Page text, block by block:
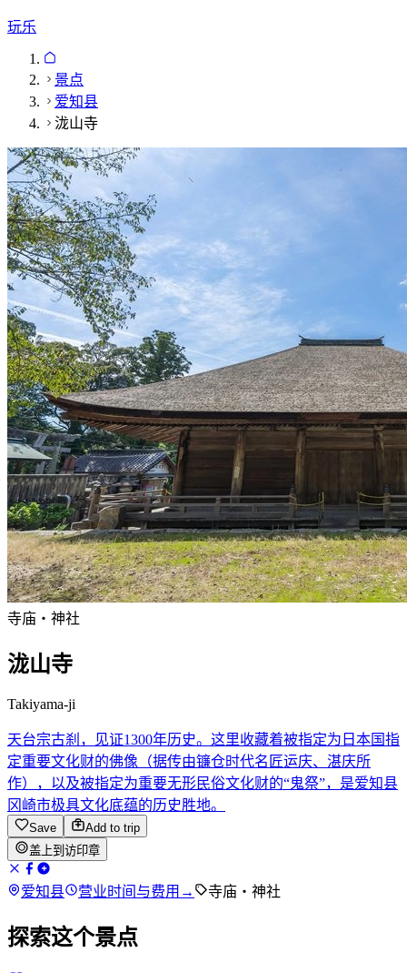
玩乐
景点
爱知县
泷山寺
寺庙・神社
泷山寺
Takiyama-ji
天台宗古刹，见证1300年历史。这里收藏着被指定为日本国指
定重要文化财的佛像（据传由镰仓时代名匠运庆、湛庆所
作），以及被指定为重要无形民俗文化财的“鬼祭”，是爱知县
冈崎市极具文化底蕴的历史胜地。
Save
Add to trip
盖上到访印章
爱知县 营业时间与费用 → 寺庙・神社
探索这个景点